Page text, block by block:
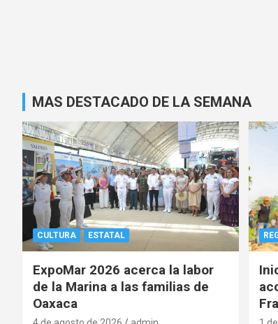
MAS DESTACADO DE LA SEMANA
CULTURA ESTATAL
ExpoMar 2026 acerca la labor
de la Marina a las familias de
Oaxaca